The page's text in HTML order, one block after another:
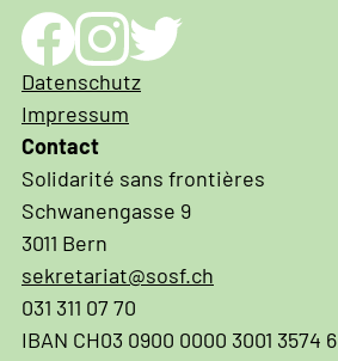
Impressum
und
Datenschutz
Datenschutz
Impressum
Contact
Solidarité sans frontières
Schwanengasse 9
3011 Bern
sekretariat@sosf.ch
031 311 07 70
IBAN CH03 0900 0000 3001 3574 6